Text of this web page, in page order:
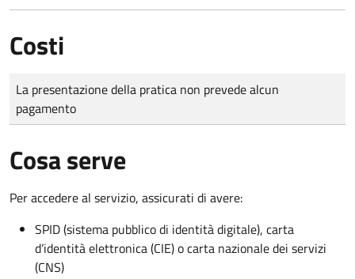
Costi
Tipo di pagamento
Importo
La presentazione della pratica non prevede alcun
pagamento
Cosa serve
Per accedere al servizio, assicurati di avere:
SPID (sistema pubblico di identità digitale), carta
d’identità elettronica (CIE) o carta nazionale dei servizi
(CNS)